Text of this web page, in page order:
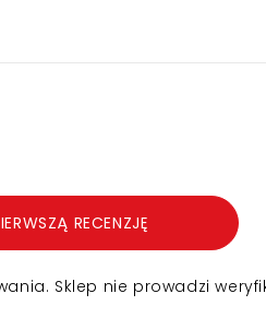
RECENZJĘ
Sklep nie prowadzi